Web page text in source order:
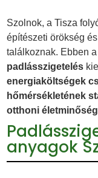
Szolnok, a Tisza
építészeti örökség
találkoznak. Ebben
padlásszigetelés
energiaköltségek
hőmérsékletének
otthoni
anyagok